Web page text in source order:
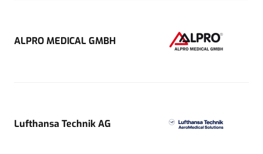
ALPRO MEDICAL GMBH
Lufthansa Technik AG